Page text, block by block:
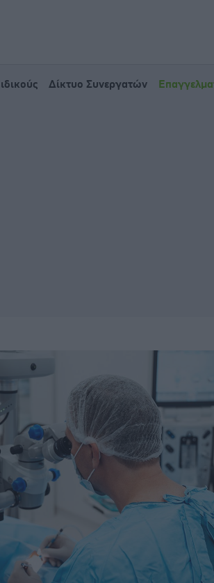
Δίκτυο Συνεργατών